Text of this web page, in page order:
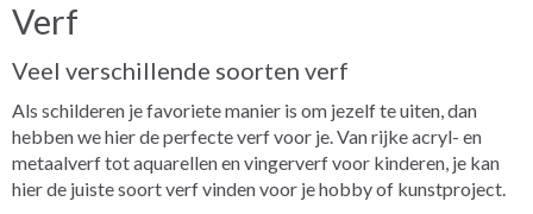
Verf
Veel verschillende soorten verf
Als schilderen je favoriete manier is om jezelf te uiten, dan
hebben we hier de perfecte verf voor je. Van rijke acryl- en
metaalverf tot aquarellen en vingerverf voor kinderen, je kan
hier de juiste soort verf vinden voor je hobby of kunstproject.